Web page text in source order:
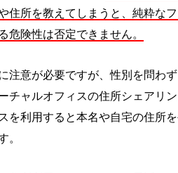
住所を教えてしまうと、純粋な
危険性は否定できません。
注意が必要ですが、性別を問わ
チャルオフィスの住所シェアリ
を利用すると本名や自宅の住所
。